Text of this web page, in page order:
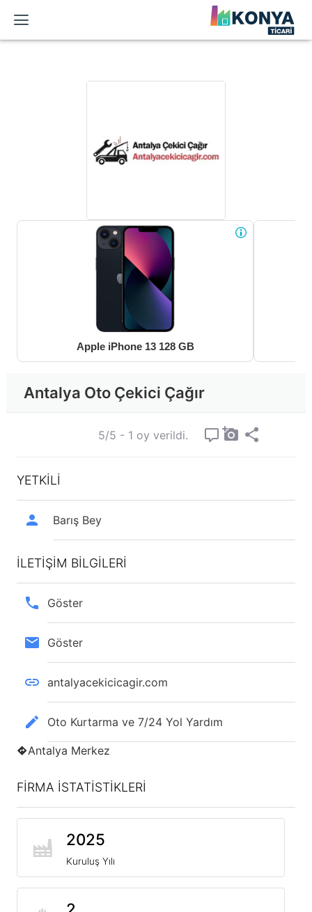
Apple iPhone 13 128 GB
Antalya Oto Çekici Çağır
5/5 - 1 oy verildi.
YETKİLİ
Barış Bey
İLETİŞİM BİLGİLERİ
Göster
Göster
antalyacekicicagir.com
Oto Kurtarma ve 7/24 Yol Yardım
Antalya Merkez
FİRMA İSTATİSTİKLERİ
2025
Kuruluş Yılı